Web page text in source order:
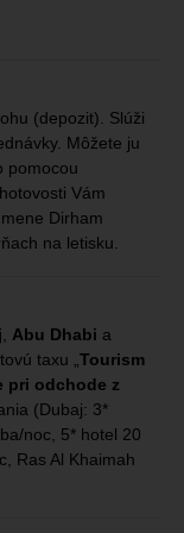
(depozit). Slúži
Môžete ju
pomocou
Vám
Dirham
na letisku.
, Abu Dhabi a
taxu „Tourism
pri odchode z
(Dubaj: 3*
noc, 5* hotel 20
Ras Al Khaimah